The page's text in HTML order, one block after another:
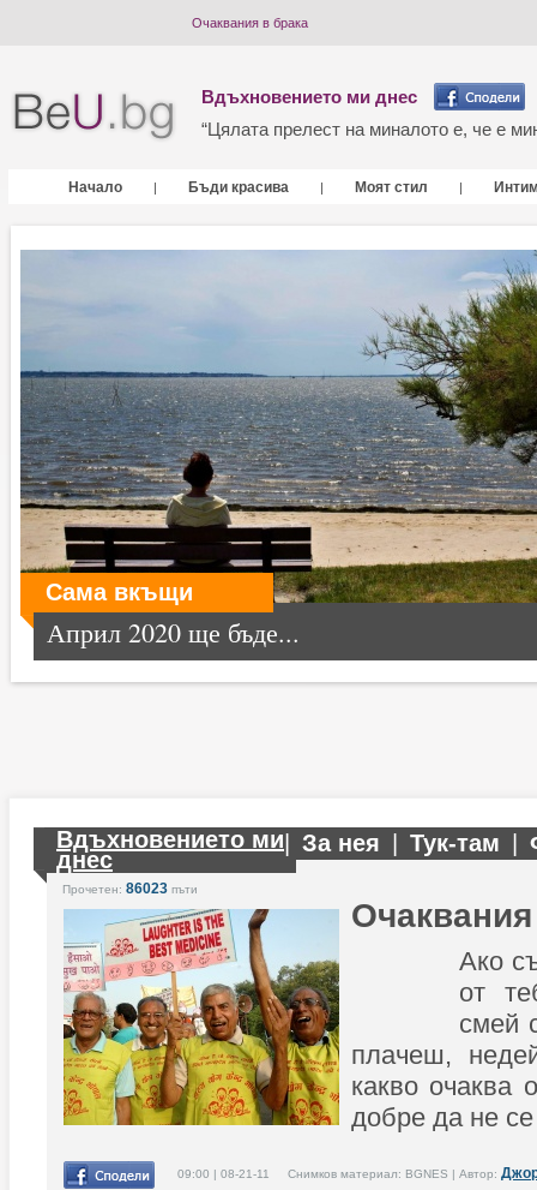
Очаквания в брака
Вдъхновението ми днес
“Цялата прелест на миналото е, че е
Начало | Бъди красива | Моят стил |
Сама вкъщи
Април 2020 ще бъде...
Вдъхновението ми
днес
За нея Тук-там
Прочетен: 86023 пъти
Ако
от
смей
плачеш,
какво очаква
добре да не
09:00 | 08-21-11 Снимков материал: BGNES | Автор: